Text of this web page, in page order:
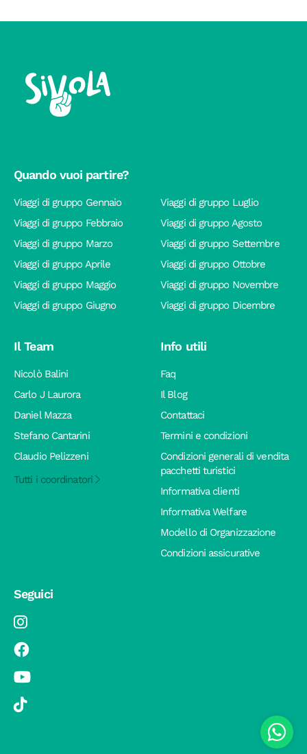
Quando vuoi partire?
Viaggi di gruppo Gennaio
Viaggi di gruppo Febbraio
Viaggi di gruppo Marzo
Viaggi di gruppo Aprile
Viaggi di gruppo Maggio
Viaggi di gruppo Giugno
Viaggi di gruppo Luglio
Viaggi di gruppo Agosto
Viaggi di gruppo Settembre
Viaggi di gruppo Ottobre
Viaggi di gruppo Novembre
Viaggi di gruppo Dicembre
Il Team
Nicolò Balini
Carlo J Laurora
Daniel Mazza
Stefano Cantarini
Claudio Pelizzeni
Tutti i coordinatori
Info utili
Faq
Il Blog
Contattaci
Termini e condizioni
Condizioni generali di vendita
pacchetti turistici
Informativa clienti
Informativa Welfare
Modello di Organizzazione
Condizioni assicurative
Seguici